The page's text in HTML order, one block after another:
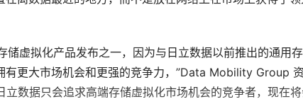
虚拟化产品发布之一，因为与日立数据以前推出的通用
更大市场机会和更强的竞争力，”Data Mobility Group
数据只会追求高端存储虚拟化市场机会的竞争者，现在